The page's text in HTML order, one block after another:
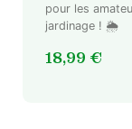
pour les
jardinage ! 🌦️
18,99 €